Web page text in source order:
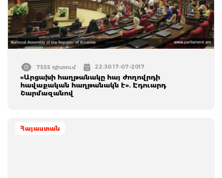
7555 դիտում 22:30 17-07-2017
«Արցախի հաղթանակը հայ ժողովրդի
հավաքական հաղթանակն է». Էդուարդ
Շարմազանով
Հայաստան